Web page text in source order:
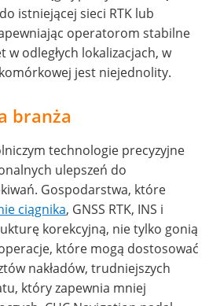
istniejącej sieci RTK lub
operatorom stabilne
w odległych lokalizacjach, w
jest niejednolity.
branża
technologie precyzyjne
ulepszeń do
Gospodarstwa, które
ciągnika, GNSS RTK, INS i
korekcyjną, nie tylko gonią
które mogą dostosować
nakładów, trudniejszych
który zapewnia mniej